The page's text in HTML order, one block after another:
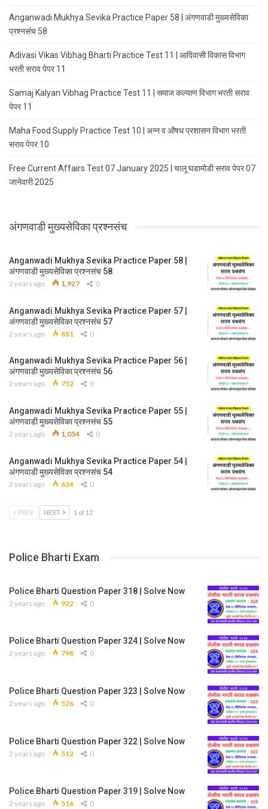
Anganwadi Mukhya Sevika Practice Paper 58 | अंगणवाडी मुख्यसेविका
प्रश्नसंच 58
Adivasi Vikas Vibhag Bharti Practice Test 11 | आदिवासी विकास विभाग
भरती सराव पेपर 11
Samaj Kalyan Vibhag Practice Test 11 | समाज कल्याण विभाग भरती सराव
पेपर 11
Maha Food Supply Practice Test 10 | अन्न व औषध प्रशासन विभाग भरती
सराव पेपर 10
Free Current Affairs Test 07 January 2025 | चालू घडामोडी सराव पेपर 07
जानेवारी 2025
अंगणवाडी मुख्यसेविका प्रश्नसंच
Anganwadi Mukhya Sevika Practice Paper 58 |
अंगणवाडी मुख्यसेविका प्रश्नसंच 58
2 years ago 1,927 0
Anganwadi Mukhya Sevika Practice Paper 57 |
अंगणवाडी मुख्यसेविका प्रश्नसंच 57
2 years ago 881 0
Anganwadi Mukhya Sevika Practice Paper 56 |
अंगणवाडी मुख्यसेविका प्रश्नसंच 56
2 years ago 752 0
Anganwadi Mukhya Sevika Practice Paper 55 |
अंगणवाडी मुख्यसेविका प्रश्नसंच 55
2 years ago 1,054 0
Anganwadi Mukhya Sevika Practice Paper 54 |
अंगणवाडी मुख्यसेविका प्रश्नसंच 54
2 years ago 624 0
PREV NEXT 1 of 12
Police Bharti Exam
Police Bharti Question Paper 318 | Solve Now
2 years ago 922 0
Police Bharti Question Paper 324 | Solve Now
2 years ago 798 0
Police Bharti Question Paper 323 | Solve Now
2 years ago 526 0
Police Bharti Question Paper 322 | Solve Now
2 years ago 512 0
Police Bharti Question Paper 319 | Solve Now
2 years ago 516 0